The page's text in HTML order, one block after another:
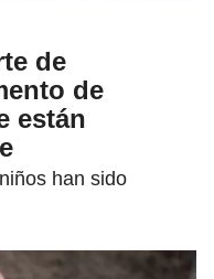
de
de
están
han sido